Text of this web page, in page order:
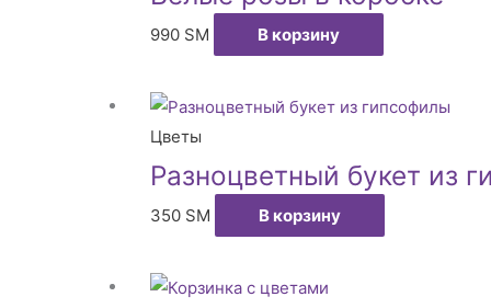
990 ЅМ В корзину
Цветы
Разноцветный букет из
350 ЅМ В корзину